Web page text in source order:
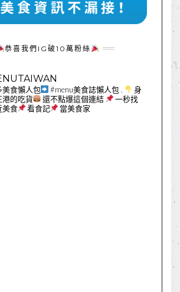
恭喜我們IG破10萬粉絲
美食懶人包 #menu美食誌懶人包 .
身
港的吃貨
還不點爆這個連結
一秒找
美食
看食記 當美食家